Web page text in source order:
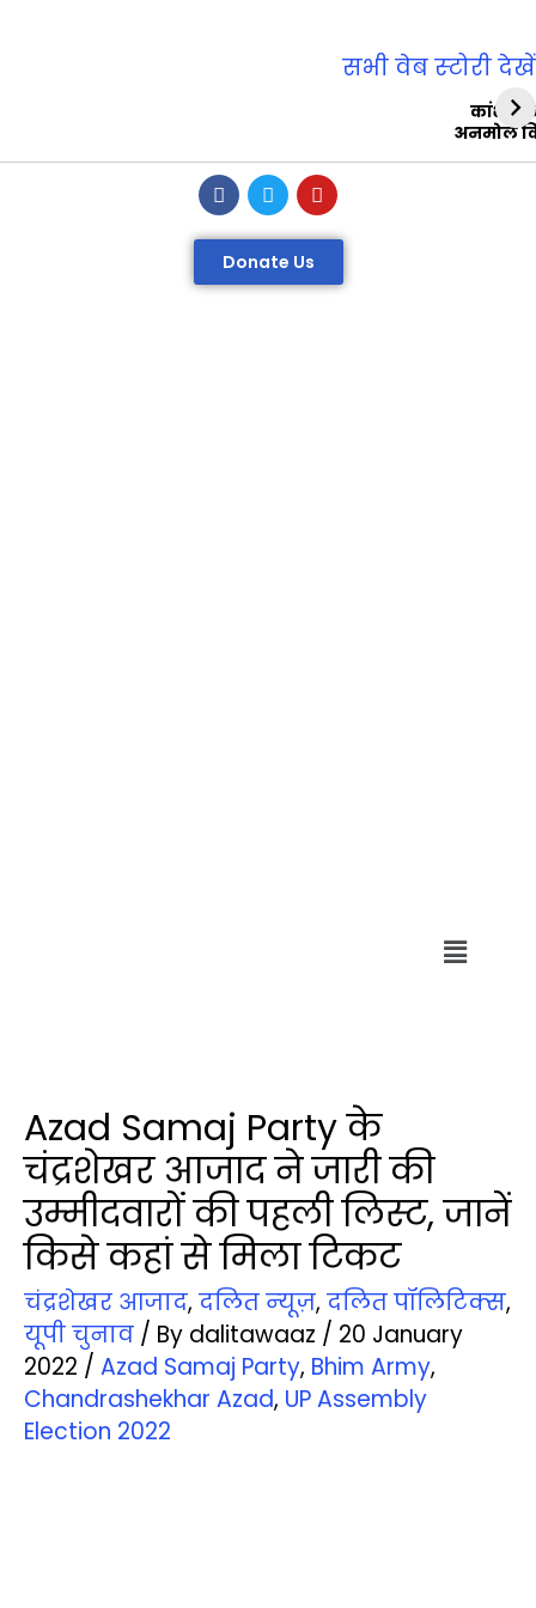
अनमोल
सभी वेब स्‍टोरी देखें
Donate Us
Azad Samaj Party के
चंद्रशेखर आजाद ने जारी की
उम्‍मीदवारों की पहली लिस्‍ट, जानें
किसे कहां से मिला टिकट
चंद्रशेखर आजाद, दलित न्‍यूज़, दलित पॉलिटिक्‍स,
यूपी चुनाव / By dalitawaaz / 20 January
2022 / Azad Samaj Party, Bhim Army,
Chandrashekhar Azad, UP Assembly
Election 2022